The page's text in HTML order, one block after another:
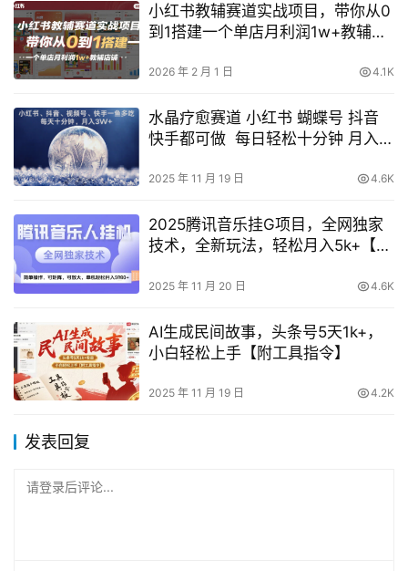
小红书教辅赛道实战项目，带你从0
到1搭建一个单店月利润1w+教辅店
2026 年 2 月 1 日 4.1K
水晶疗愈赛道 小红书 蝴蝶号 抖音
快手都可做 每日轻松十分钟 月入米
2025 年 11 月 19 日 4.6K
2025腾讯音乐挂G项目，全网独家
技术，全新玩法，轻松月入5k+【揭
2025 年 11 月 20 日 4.6K
AI生成民间故事，头条号5天1k+，
小白轻松上手【附工具指令】
2025 年 11 月 19 日 4.2K
发表回复
请登录后评论...